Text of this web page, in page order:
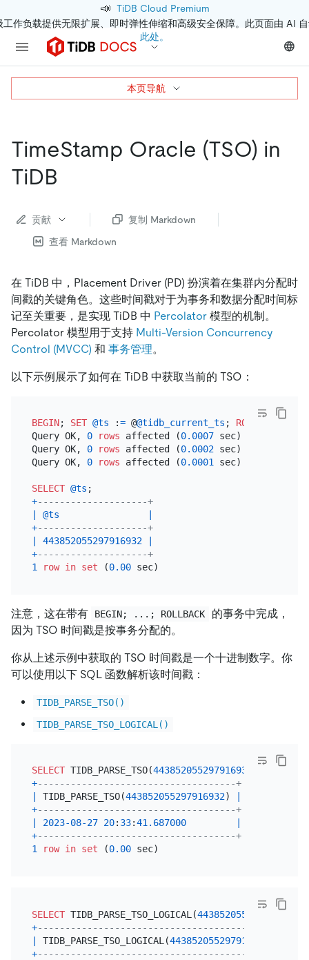
📣 TiDB Cloud Premium
作负载提供无限扩展、即时弹性伸缩和高级安全保障。此页面由 AI
此处。
TimeStamp Oracle (TSO) in
TiDB
贡献
复制 Markdown
查看 Markdown
在 TiDB 中，Placement Driver (PD) 扮演着在集群内分配时
间戳的关键角色。这些时间戳对于为事务和数据分配时间标
记至关重要，是实现 TiDB 中 Percolator 模型的机制。
Percolator 模型用于支持 Multi-Version Concurrency
Control (MVCC) 和 事务管理。
以下示例展示了如何在 TiDB 中获取当前的 TSO：
BEGIN; SET @ts := @@tidb_current_ts ; ROLLBACK;
Query OK, 0 rows affected (0.0007 sec)
Query OK, 0 rows affected (0.0002 sec)
Query OK, 0 rows affected (0.0001 sec)
SELECT @ts
+--------------------+
@ts
+--------------------+
443852055297916932
+--------------------+
1
row in set (0.00
注意，这在带有 BEGIN; ...; ROLLBACK
的事务中完成，
因为 TSO 时间戳是按事务分配的。
你从上述示例中获取的 TSO 时间戳是一个十进制数字。你
可以使用以下 SQL 函数解析该时间戳：
TIDB_PARSE_TSO()
TIDB_PARSE_TSO_LOGICAL()
SELECT TIDB_PARSE_TSO(443852055297916932
+------------------------------------+
TIDB_PARSE_TSO(443852055297916932)
+------------------------------------+
2023-08-27 20: 33:41.687000
+------------------------------------+
1
row in set (0.00
SELECT TIDB_PARSE_TSO_LOGICAL(443852055297916932
+--------------------------------------------+
|
TIDB_PARSE_TSO_LOGICAL(443852055297916932
+--------------------------------------------+
本页导航